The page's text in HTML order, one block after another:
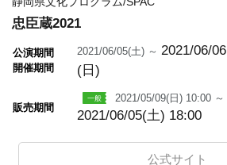
忠臣蔵2021
公演期間
開催期間
2021/06/05(土) ～ 2021/06/06
(日)
販売期間
2021/05/09(日) 10:00 ～
2021/06/05(土) 18:00
公式サイト